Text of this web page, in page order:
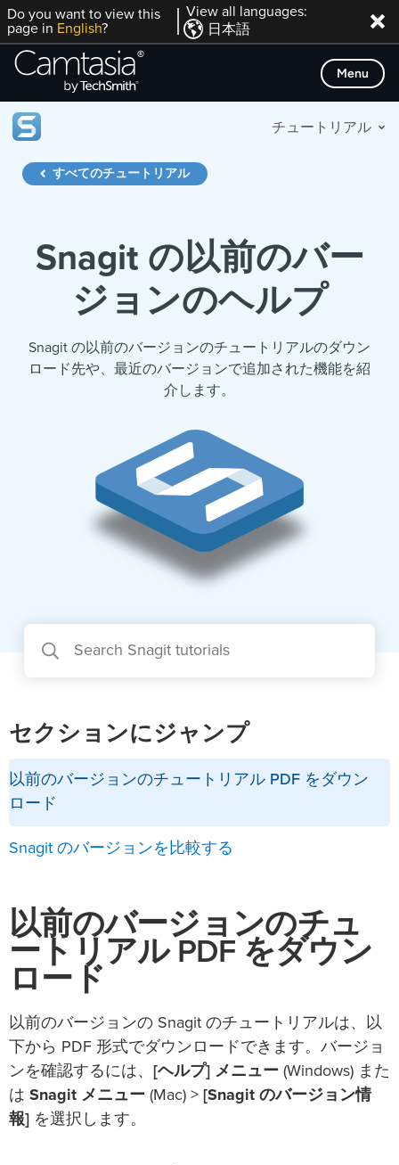
Skip
to
content
Do you want to view this
page in English?
View all languages:
日本語
Menu
チュートリアル
すべてのチュートリアル
Snagit の以前のバー
ジョンのヘルプ
Snagit の以前のバージョンのチュートリアルのダウン
ロード先や、最近のバージョンで追加された機能を紹
介します。
以前のバージョンのチュ
ートリアル PDF をダウン
ロード
以前のバージョンの Snagit のチュートリアルは、以
下から PDF 形式でダウンロードできます。バージョ
ンを確認するには、
[ヘルプ] メニュー (Windows) また
は Snagit メニュー (Mac) > [Snagit のバージョン情
報] を選択します。
セクションにジャンプ
以前のバージョンのチュートリアル PDF をダウン
ロード
Snagit のバージョンを比較する